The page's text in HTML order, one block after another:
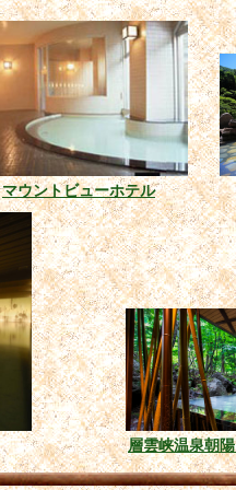
マウントビューホテル
層雲峡温泉朝